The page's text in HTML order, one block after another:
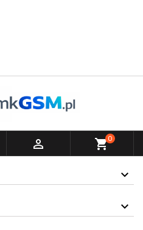
 shopping_cart0